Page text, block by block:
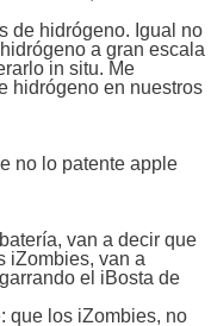
de hidrógeno. Igual no
a gran escala
in situ. Me
hidrógeno en nuestros
no lo patente apple
van a decir que
iZombies, van a
el iBosta de
que los iZombies, no